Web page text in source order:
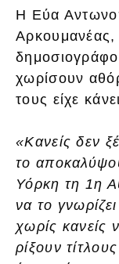
Η Εύα
χωρίσουν
τους είχε
«Κανείς δεν
το
Υόρκη τη 1η
να το
χωρίς κανείς
ρίξουν